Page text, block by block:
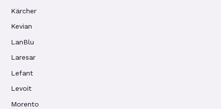
Kärcher
Kevian
LanBlu
Laresar
Lefant
Levoit
Morento